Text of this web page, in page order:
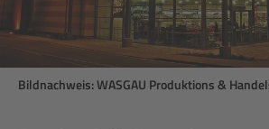
Bildnachweis: WASGAU Produktions &